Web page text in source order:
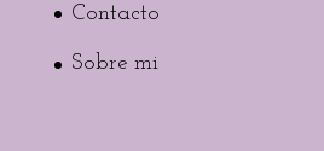
Contacto
Sobre mi